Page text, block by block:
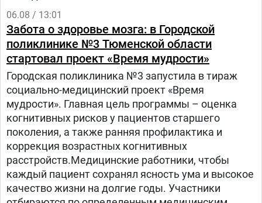
06.08 / 13:01
Забота о здоровье мозга: в Городской
поликлинике №3 Тюменской области
стартовал проект «Время мудрости»
Городская поликлиника №3 запустила в тираж
социально-медицинский проект «Время
мудрости». Главная цель программы – оценка
когнитивных рисков у пациентов старшего
поколения, а также ранняя профилактика и
коррекция возрастных когнитивных
расстройств.Медицинские работники, чтобы
каждый пациент сохранял ясность ума и высокое
качество жизни на долгие годы. Участники